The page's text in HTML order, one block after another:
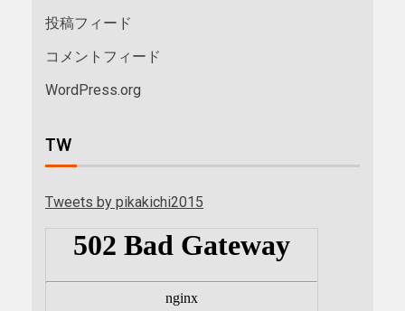
投稿フィード
コメントフィード
WordPress.org
TW
Tweets by pikakichi2015